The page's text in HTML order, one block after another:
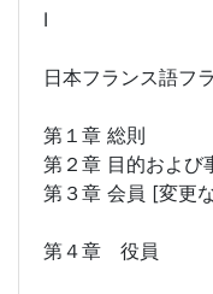
Ⅰ
日本フランス語フ
第１章 総則
第２章 目的および
第３章 会員 [変更
第４章 役員